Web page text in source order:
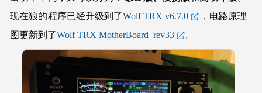
现在狼的程序已经升级到了Wolf TRX v6.7.0
，电路原理
图更新到了Wolf TRX MotherBoard_rev33 。